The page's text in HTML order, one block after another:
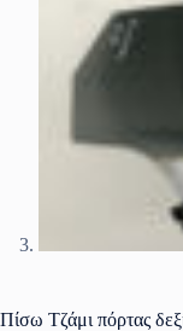
Πίσω Τζάμι πόρτας